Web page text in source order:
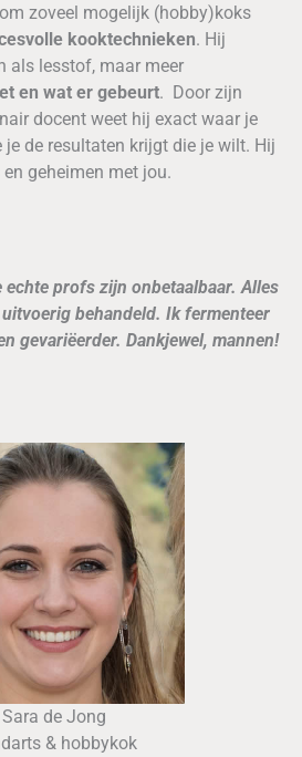
zoveel mogelijk (hobby)koks
kooktechnieken. Hij
als lesstof, maar meer
en wat er gebeurt. Door zijn
docent weet hij exact waar je
de resultaten krijgt die je wilt. Hij
geheimen met jou.
echte profs zijn onbetaalbaar. Alles
behandeld. Ik fermenteer
gevariëerder. Dankjewel, mannen!
Sara de Jong
& hobbykok